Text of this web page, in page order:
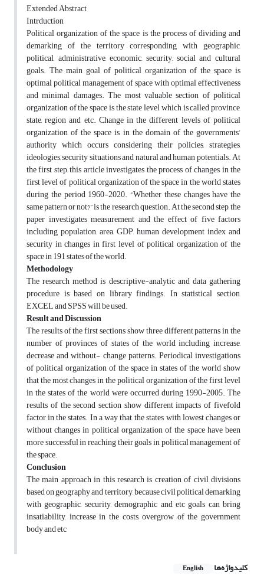
Extended Abstract
Intrduction
Political organization of the space is the process of dividing and
demarking of the territory corresponding with geographic,
political, administrative, economic, security, social and cultural
goals. The main goal of political organization of the space is
optimal political management of space with optimal effectiveness
and minimal damages. The most valuable section of political
organization of the space is the state level which is called province,
state, region and etc. Change in the different levels of political
organization of the space is in the domain of the governments’
authority which occurs considering their policies, strategies,
ideologies, security situations and natural and human potentials. At
the first step, this article investigates the process of changes in the
first level of political organization of the space in the world states
during the period 1960-2020. “Whether these changes have the
same pattern or not?” is the research question. At the second step, the
paper investigates measurement and the effect of five factors
including population, area, GDP, human development index and
security in changes in first level of political organization of the
space in 191 states of the world.
Methodology
The research method is descriptive-analytic and data gathering
procedure is based on library findings. In statistical section,
EXCEL and SPSS will be used.
Result and Discussion
The results of the first sections show three different patterns in the
number of provinces of states of the world including increase,
decrease and without- change patterns. Periodical investigations
of political organization of the space in states of the world show
that the most changes in the political organization of the first level
in the states of the world were occurred during 1990-2005. The
results of the second section show different impacts of fivefold
factor in the states. In a way that, the states with lowest changes or
without changes in political organization of the space have been
more successful in reaching their goals in political management of
the space.
Conclusion
The main approach in this research is creation of civil divisions
based on geography and territory, because civil political demarking
with geographic, security, demographic and etc goals can bring
insatiability, increase in the costs, overgrow of the government
body and etc
کلیدواژه‌ها English